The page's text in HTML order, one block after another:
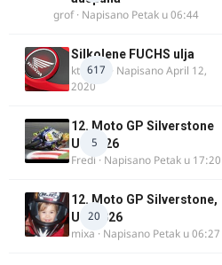
grof· Napisano Petak u 06:44
617
Silkolene FUCHS ulja
ktm600 · NapisanoApril 12,
2020
5
12. Moto GP Silverstone
UK 2026
Fredi · Napisano Petak u 17:20
20
12. Moto GP Silverstone,
UK, 2026
mixa · Napisano Petak u 06:27